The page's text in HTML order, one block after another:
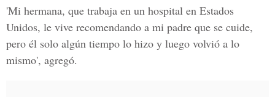
'Mi hermana, que trabaja en un hospital en Estados
Unidos, le vive recomendando a mi padre que se cuide,
pero él solo algún tiempo lo hizo y luego volvió a lo
mismo', agregó.